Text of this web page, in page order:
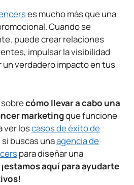
es mucho más que una
Cuando se
puede crear relaciones
impulsar la visibilidad
un verdadero impacto en tus
sobrecómo llevar a cabo una
marketingque funcione
ver loscasos de éxito de
si buscas unaagencia de
para diseñar una
¡estamos aquí para ayudarte